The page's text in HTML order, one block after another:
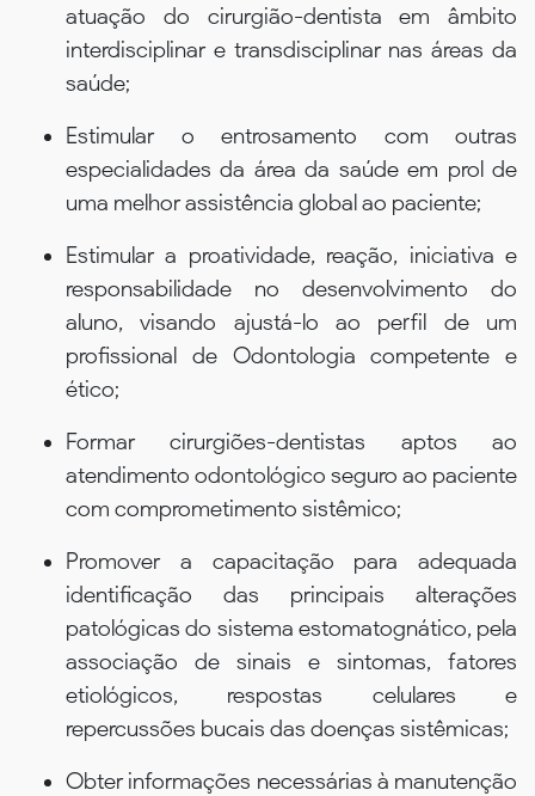
atuação do cirurgião-dentista em âmbito
interdisciplinar e transdisciplinar nas áreas da
saúde;
Estimular o entrosamento com outras
especialidades da área da saúde em prol de
uma melhor assistência global ao paciente;
Estimular a proatividade, reação, iniciativa e
responsabilidade no desenvolvimento do
aluno, visando ajustá-lo ao perfil de um
profissional de Odontologia competente e
ético;
Formar cirurgiões-dentistas aptos ao
atendimento odontológico seguro ao paciente
com comprometimento sistêmico;
Promover a capacitação para adequada
identificação das principais alterações
patológicas do sistema estomatognático, pela
associação de sinais e sintomas, fatores
etiológicos, respostas celulares e
repercussões bucais das doenças sistêmicas;
Obter informações necessárias à manutenção